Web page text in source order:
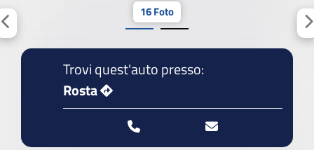
16 Foto
Trovi quest'auto presso:
Rosta